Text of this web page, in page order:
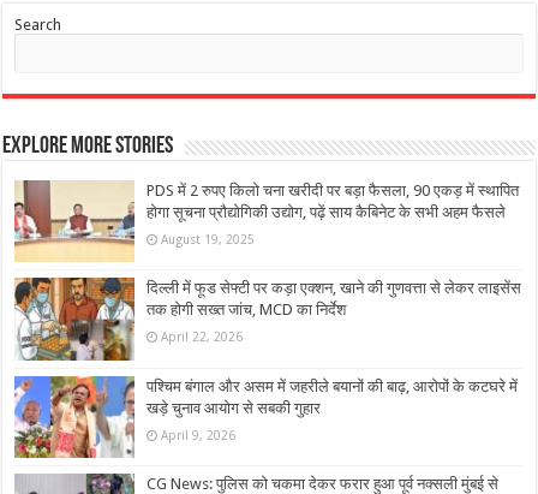
Search
Explore More Stories
PDS में 2 रुपए किलो चना खरीदी पर बड़ा फैसला, 90 एकड़ में स्थापित
होगा सूचना प्रौद्योगिकी उद्योग, पढ़ें साय कैबिनेट के सभी अहम फैसले
August 19, 2025
दिल्ली में फूड सेफ्टी पर कड़ा एक्शन, खाने की गुणवत्ता से लेकर लाइसेंस
तक होगी सख्त जांच, MCD का निर्देश
April 22, 2026
पश्चिम बंगाल और असम में जहरीले बयानों की बाढ़, आरोपों के कटघरे में
खड़े चुनाव आयोग से सबकी गुहार
April 9, 2026
CG News: पुलिस को चकमा देकर फरार हुआ पूर्व नक्सली मुंबई से